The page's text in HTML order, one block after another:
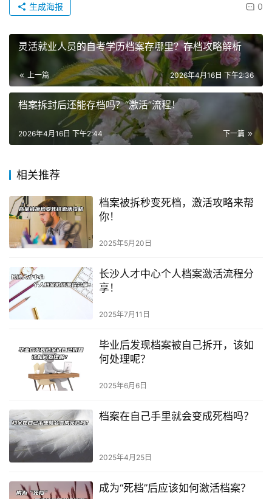
0
生成海报
灵活就业人员的自考学历档案存哪里？存档攻略解析
上一篇 2026年4月16日 下午2:36
档案拆封后还能存档吗？“激活”流程！
下一篇
2026年4月16日 下午2:44
相关推荐
档案被拆秒变死档，激活攻略来帮
你！
2025年5月20日
长沙人才中心个人档案激活流程分
享！
2025年7月11日
毕业后发现档案被自己拆开，该如
何处理呢？
2025年6月6日
档案在自己手里就会变成死档吗？
2025年4月25日
成为“死档”后应该如何激活档案？